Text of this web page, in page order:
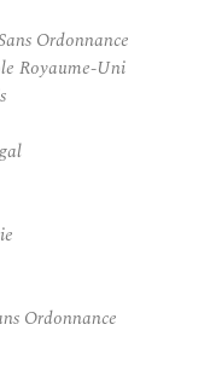
Ordonnance
Royaume-Uni
Ordonnance